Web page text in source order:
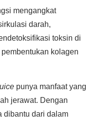
mengangkat
darah,
toksin di
kolagen
punya manfaat yang
jerawat. Dengan
dibantu dari dalam